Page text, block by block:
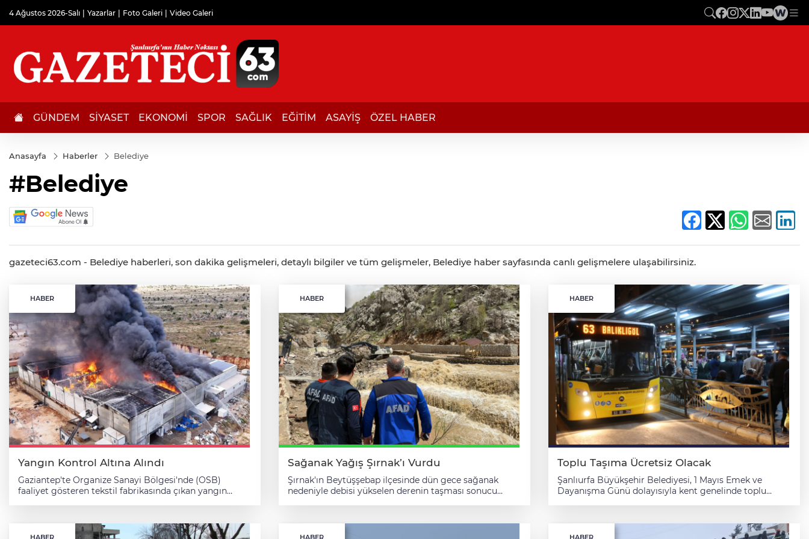
4 Ağustos 2026-Salı Yazarlar Foto Galeri Video Galeri
GÜNDEM SİYASET EKONOMİ SPOR SAĞLIK EĞİTİM ASAYİŞ ÖZEL HABER
Anasayfa Haberler Belediye
#Belediye
gazeteci63.com - Belediye haberleri, son dakika gelişmeleri, detaylı bilgiler ve tüm gelişmeler, Belediye haber sayfasında canlı gelişmelere ulaşabilirsiniz.
HABER
Yangın Kontrol Altına Alındı
Gaziantep'te Organize Sanayi Bölgesi'nde (OSB)
faaliyet gösteren tekstil fabrikasında çıkan yangın
İhbar üzerine olay yerine itfaiye, polis ve sağlık ekipleri
sevk edildi. Ekipler, yangının kontrol altına alınarak
HABER
Sağanak Yağış Şırnak’ı Vurdu
Şırnak'ın Beytüşşebap ilçesinde dün gece sağanak
nedeniyle debisi yükselen derenin taşması sonucu
olumsuz etkiledi. Karşıyaka Mahallesi'nde yağış
nedeniyle su debisi yükselen dere taştı, dere üzerindeki
HABER
Toplu Taşıma Ücretsiz Olacak
Şanlıurfa Büyükşehir Belediyesi, 1 Mayıs Emek ve
Dayanışma Günü dolayısıyla kent genelinde toplu
vatandaşların bayramı daha rahat ve güvenli bir şekilde
geçirebilmesi amacıyla hayata geçirildiği belirtildi.